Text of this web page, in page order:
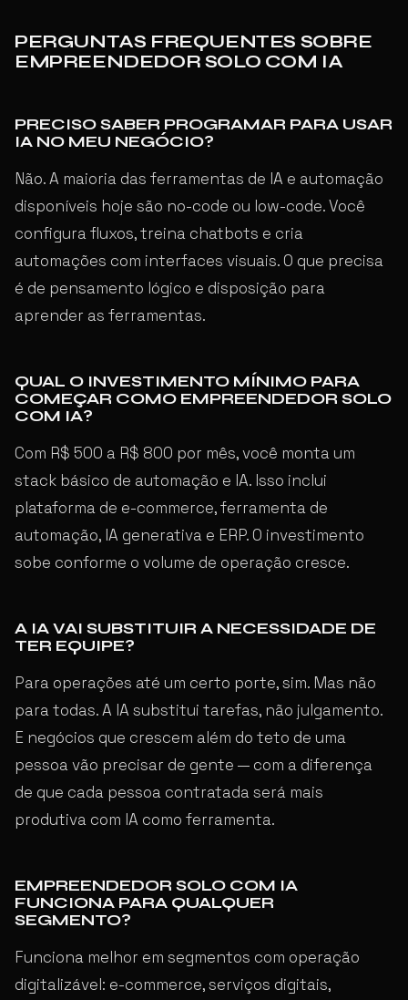
PERGUNTAS FREQUENTES SOBRE
EMPREENDEDOR SOLO COM IA
PRECISO SABER PROGRAMAR PARA USAR
IA NO MEU NEGÓCIO?
Não. A maioria das ferramentas de IA e automação
disponíveis hoje são no-code ou low-code. Você
configura fluxos, treina chatbots e cria
automações com interfaces visuais. O que precisa
é de pensamento lógico e disposição para
aprender as ferramentas.
QUAL O INVESTIMENTO MÍNIMO PARA
COMEÇAR COMO EMPREENDEDOR SOLO
COM IA?
Com R$ 500 a R$ 800 por mês, você monta um
stack básico de automação e IA. Isso inclui
plataforma de e-commerce, ferramenta de
automação, IA generativa e ERP. O investimento
sobe conforme o volume de operação cresce.
A IA VAI SUBSTITUIR A NECESSIDADE DE
TER EQUIPE?
Para operações até um certo porte, sim. Mas não
para todas. A IA substitui tarefas, não julgamento.
E negócios que crescem além do teto de uma
pessoa vão precisar de gente — com a diferença
de que cada pessoa contratada será mais
produtiva com IA como ferramenta.
EMPREENDEDOR SOLO COM IA
FUNCIONA PARA QUALQUER
SEGMENTO?
Funciona melhor em segmentos com operação
digitalizável: e-commerce, serviços digitais,